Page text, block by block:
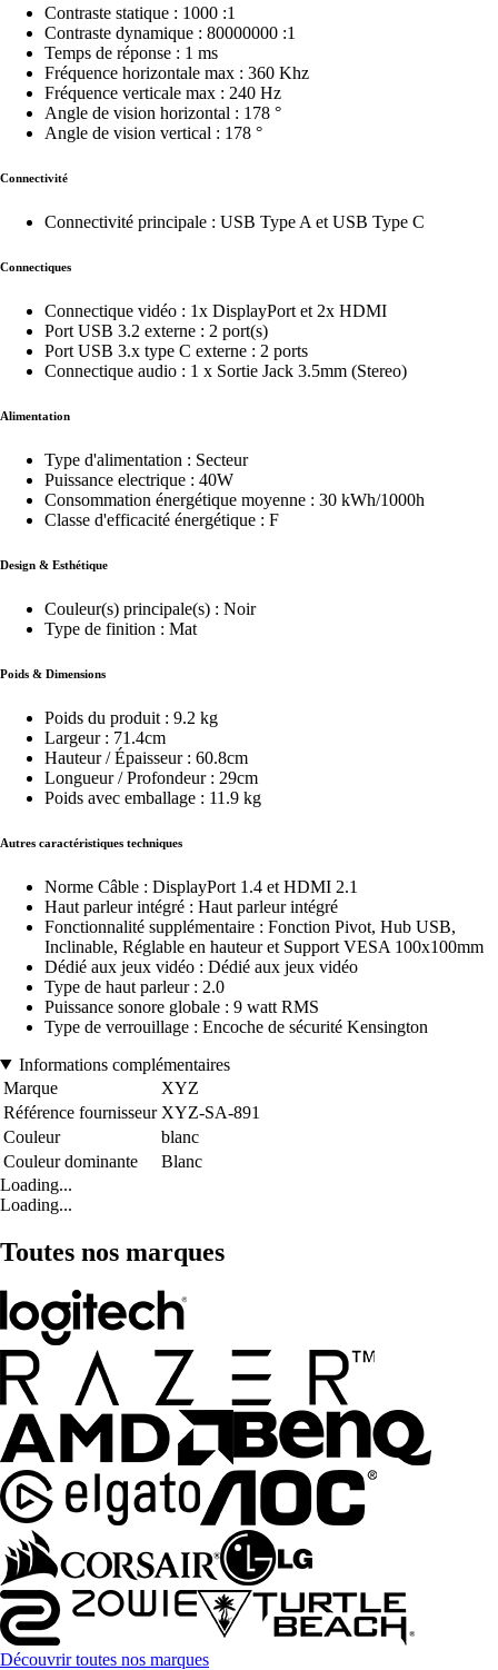
Contraste statique : 1000 :1
Contraste dynamique : 80000000 :1
Temps de réponse : 1 ms
Fréquence horizontale max : 360 Khz
Fréquence verticale max : 240 Hz
Angle de vision horizontal : 178 °
Angle de vision vertical : 178 °
Connectivité
Connectivité principale : USB Type A et USB Type C
Connectiques
Connectique vidéo : 1x DisplayPort et 2x HDMI
Port USB 3.2 externe : 2 port(s)
Port USB 3.x type C externe : 2 ports
Connectique audio : 1 x Sortie Jack 3.5mm (Stereo)
Alimentation
Type d'alimentation : Secteur
Puissance electrique : 40W
Consommation énergétique moyenne : 30 kWh/1000h
Classe d'efficacité énergétique : F
Design & Esthétique
Couleur(s) principale(s) : Noir
Type de finition : Mat
Poids & Dimensions
Poids du produit : 9.2 kg
Largeur : 71.4cm
Hauteur / Épaisseur : 60.8cm
Longueur / Profondeur : 29cm
Poids avec emballage : 11.9 kg
Autres caractéristiques techniques
Norme Câble : DisplayPort 1.4 et HDMI 2.1
Haut parleur intégré : Haut parleur intégré
Fonctionnalité supplémentaire : Fonction Pivot, Hub USB,
Inclinable, Réglable en hauteur et Support VESA 100x100mm
Dédié aux jeux vidéo : Dédié aux jeux vidéo
Type de haut parleur : 2.0
Puissance sonore globale : 9 watt RMS
Type de verrouillage : Encoche de sécurité Kensington
Informations complémentaires
Marque
XYZ
Référence fournisseur XYZ-SA-891
Couleur
blanc
Couleur dominante
Blanc
Loading...
Loading...
Toutes nos marques
Découvrir toutes nos marques